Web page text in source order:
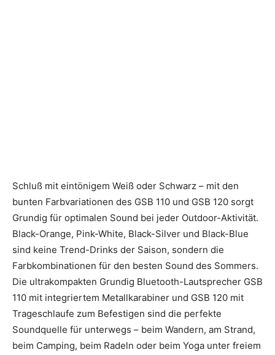
Schluß mit eintönigem Weiß oder Schwarz – mit den
bunten Farbvariationen des GSB 110 und GSB 120 sorgt
Grundig für optimalen Sound bei jeder Outdoor-Aktivität.
Black-Orange, Pink-White, Black-Silver und Black-Blue
sind keine Trend-Drinks der Saison, sondern die
Farbkombinationen für den besten Sound des Sommers.
Die ultrakompakten Grundig Bluetooth-Lautsprecher GSB
110 mit integriertem Metallkarabiner und GSB 120 mit
Trageschlaufe zum Befestigen sind die perfekte
Soundquelle für unterwegs – beim Wandern, am Strand,
beim Camping, beim Radeln oder beim Yoga unter freiem